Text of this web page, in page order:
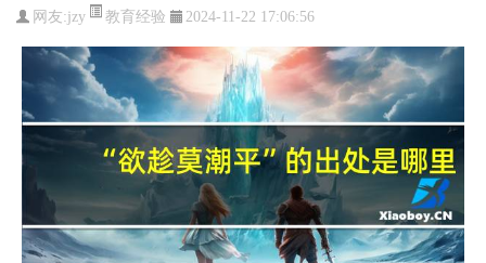
网友:jzy 教育经验 2024-11-22 17:06:56